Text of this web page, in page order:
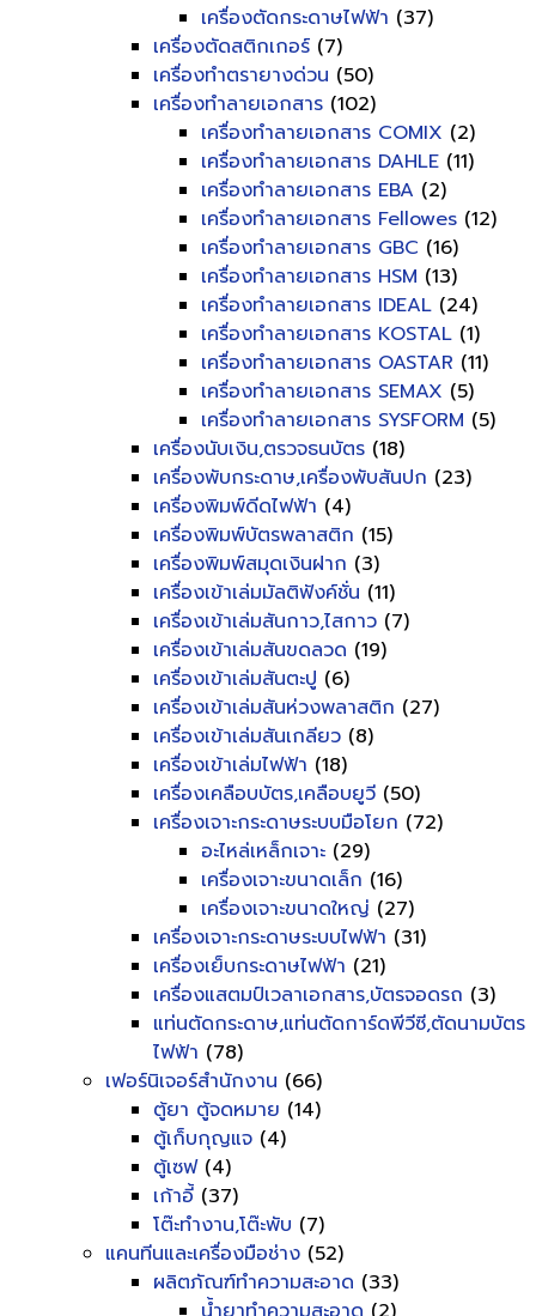
เครื่องตัดกระดาษไฟฟ้า (37)
เครื่องตัดสติกเกอร์ (7)
เครื่องทำตรายางด่วน (50)
เครื่องทำลายเอกสาร (102)
เครื่องทำลายเอกสาร COMIX (2)
เครื่องทำลายเอกสาร DAHLE (11)
เครื่องทำลายเอกสาร EBA (2)
เครื่องทำลายเอกสาร Fellowes (12)
เครื่องทำลายเอกสาร GBC (16)
เครื่องทำลายเอกสาร HSM (13)
เครื่องทำลายเอกสาร IDEAL (24)
เครื่องทำลายเอกสาร KOSTAL (1)
เครื่องทำลายเอกสาร OASTAR (11)
เครื่องทำลายเอกสาร SEMAX (5)
เครื่องทำลายเอกสาร SYSFORM (5)
เครื่องนับเงิน,ตรวจธนบัตร (18)
เครื่องพับกระดาษ,เครื่องพับสันปก (23)
เครื่องพิมพ์ดีดไฟฟ้า (4)
เครื่องพิมพ์บัตรพลาสติก (15)
เครื่องพิมพ์สมุดเงินฝาก (3)
เครื่องเข้าเล่มมัลติฟังค์ชั่น (11)
เครื่องเข้าเล่มสันกาว,ไสกาว (7)
เครื่องเข้าเล่มสันขดลวด (19)
เครื่องเข้าเล่มสันตะปู (6)
เครื่องเข้าเล่มสันห่วงพลาสติก (27)
เครื่องเข้าเล่มสันเกลียว (8)
เครื่องเข้าเล่มไฟฟ้า (18)
เครื่องเคลือบบัตร,เคลือบยูวี (50)
เครื่องเจาะกระดาษระบบมือโยก (72)
อะไหล่เหล็กเจาะ (29)
เครื่องเจาะขนาดเล็ก (16)
เครื่องเจาะขนาดใหญ่ (27)
เครื่องเจาะกระดาษระบบไฟฟ้า (31)
เครื่องเย็บกระดาษไฟฟ้า (21)
เครื่องแสตมป์เวลาเอกสาร,บัตรจอดรถ (3)
แท่นตัดกระดาษ,แท่นตัดการ์ดพีวีซี,ตัดนามบัตร
ไฟฟ้า (78)
เฟอร์นิเจอร์สำนักงาน (66)
ตู้ยา ตู้จดหมาย (14)
ตู้เก็บกุญแจ (4)
ตู้เซฟ(4)
เก้าอี้ (37)
โต๊ะทำงาน,โต๊ะพับ (7)
แคนทีนและเครื่องมือช่าง (52)
ผลิตภัณฑ์ทำความสะอาด (33)